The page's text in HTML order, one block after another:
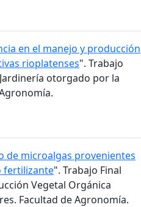
en el manejo y producción
rioplatenses". Trabajo
otorgado por la
de microalgas provenientes
fertilizante". Trabajo Final
Vegetal Orgánica
Facultad de Agronomía.